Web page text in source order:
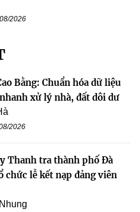
2026
Bằng: Chuẩn hóa dữ liệu
xử lý nhà, đất dôi dư
2026
Thanh tra thành phố Đà
chức lễ kết nạp đảng viên